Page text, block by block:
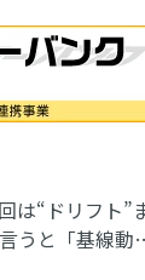
は“ドリフト
うと「基線